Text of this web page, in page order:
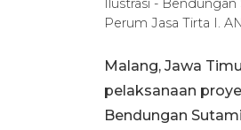
Ilustrasi -
Perum Jasa Tirta I.
Malang, Jawa
pelaksanaan
Bendungan